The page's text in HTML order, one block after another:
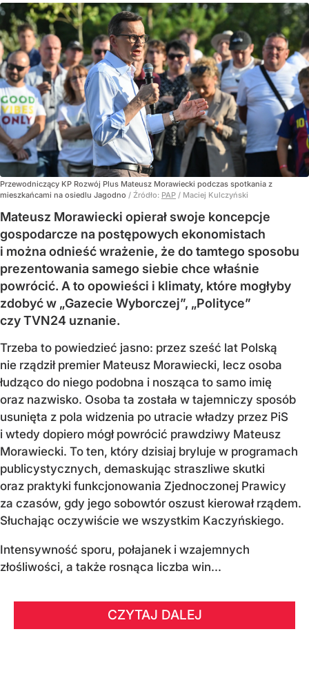
Przewodniczący KP Rozwój Plus Mateusz Morawiecki podczas spotkania z
mieszkańcami na osiedlu Jagodno / Źródło: PAP / Maciej Kulczyński
Mateusz Morawiecki opierał swoje koncepcje
gospodarcze na postępowych ekonomistach
i można odnieść wrażenie, że do tamtego sposobu
prezentowania samego siebie chce właśnie
powrócić. A to opowieści i klimaty, które mogłyby
zdobyć w „Gazecie Wyborczej”, „Polityce”
czy TVN24 uznanie.
Trzeba to powiedzieć jasno: przez sześć lat Polską
nie rządził premier Mateusz Morawiecki, lecz osoba
łudząco do niego podobna i nosząca to samo imię
oraz nazwisko. Osoba ta została w tajemniczy sposób
usunięta z pola widzenia po utracie władzy przez PiS
i wtedy dopiero mógł powrócić prawdziwy Mateusz
Morawiecki. To ten, który dzisiaj bryluje w programach
publicystycznych, demaskując straszliwe skutki
oraz praktyki funkcjonowania Zjednoczonej Prawicy
za czasów, gdy jego sobowtór oszust kierował rządem.
Słuchając oczywiście we wszystkim Kaczyńskiego.
Intensywność sporu, połajanek i wzajemnych
złośliwości, a także rosnąca liczba win...
CZYTAJ DALEJ